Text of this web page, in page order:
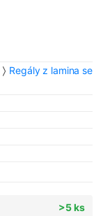
Regály z lamina se
>5 ks